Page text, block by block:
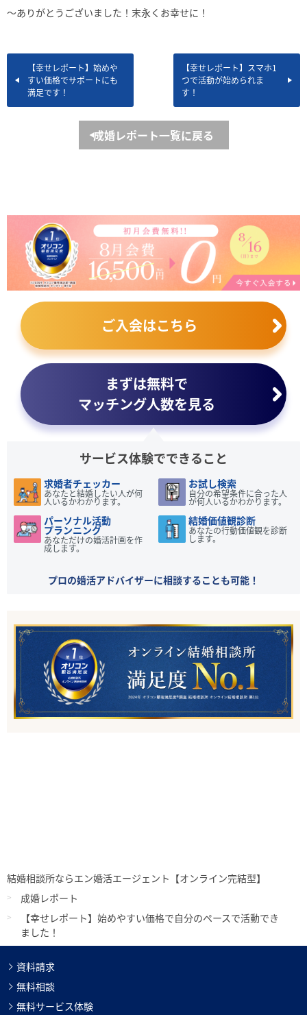
～ありがとうございました！末永くお幸せに！
【幸せレポート】始めや
すい価格でサポートにも
満足です！
【幸せレポート】スマホ1
つで活動が始められま
す！
成婚レポート一覧に戻る
まずは無料で
マッチング人数を見る
ご入会はこちら
サービス体験でできること
求婚者チェッカー
あなたと結婚したい人が何
人いるかわかります。
お試し検索
自分の希望条件に合った人
が何人いるかわかります。
パーソナル活動
プランニング
あなただけの婚活計画を作
成します。
結婚価値観診断
あなたの行動価値観を診断
します。
プロの婚活アドバイザーに相談することも可能！
結婚相談所ならエン婚活エージェント【オンライン完結型】
成婚レポート
【幸せレポート】始めやすい価格で自分のペースで活動でき
ました！
資料請求
無料相談
無料サービス体験